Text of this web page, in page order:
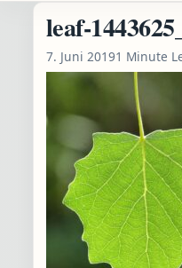
leaf-
7. Juni 20191 Minute